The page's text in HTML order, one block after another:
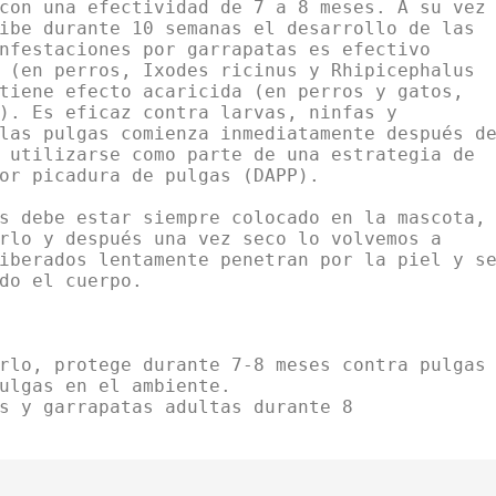
una efectividad de 7 a 8 meses. A su vez
durante 10 semanas el desarrollo de las
por garrapatas es efectivo
(en perros, Ixodes ricinus y Rhipicephalus
efecto acaricida (en perros y gatos,
Es eficaz contra larvas, ninfas y
comienza inmediatamente después de
como parte de una estrategia de
de pulgas (DAPP).
estar siempre colocado en la mascota,
y después una vez seco lo volvemos a
lentamente penetran por la piel y se
el cuerpo.
protege durante 7-8 meses contra pulgas
en el ambiente.
y garrapatas adultas durante 8